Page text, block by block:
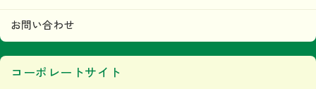
お問い合わせ
コーポレートサイト